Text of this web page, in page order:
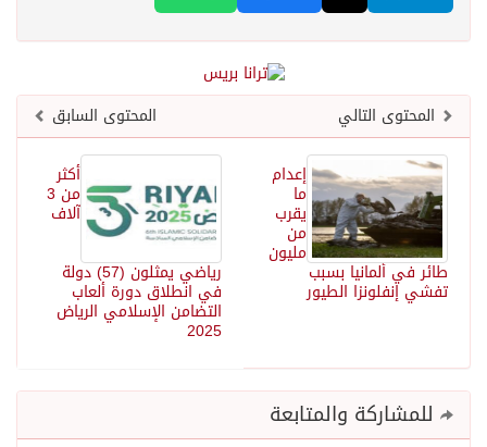
المحتوى السابق
المحتوى التالي
أكثر
من 3
آلاف
رياضي يمثلون (57) دولة
في انطلاق دورة ألعاب
التضامن الإسلامي الرياض
2025
إعدام
ما
يقرب
من
مليون
طائر في ألمانيا بسبب
تفشي إنفلونزا الطيور
للمشاركة والمتابعة